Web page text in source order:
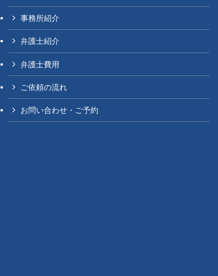
事務所紹介
弁護士紹介
弁護士費用
ご依頼の流れ
お問い合わせ・ご予約